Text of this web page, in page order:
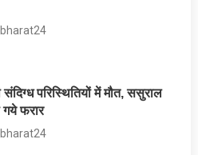
परिस्थितियों में मौत, ससुराल
फरार